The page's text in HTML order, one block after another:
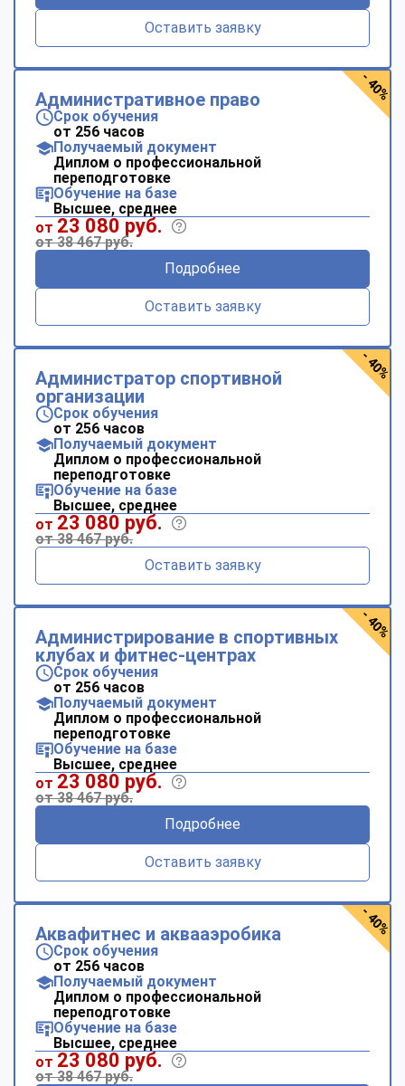
Оставить заявку
Административное право
Срок обучения
от 256 часов
Получаемый документ
Диплом о профессиональной
переподготовке
Обучение на базе
Высшее, среднее
от 23 080 руб.
от 38 467 руб.
Подробнее
Оставить заявку
- 40%
Администратор спортивной
организации
Срок обучения
от 256 часов
Получаемый документ
Диплом о профессиональной
переподготовке
Обучение на базе
Высшее, среднее
от 23 080 руб.
от 38 467 руб.
Оставить заявку
- 40%
Администрирование в спортивных
клубах и фитнес-центрах
Срок обучения
от 256 часов
Получаемый документ
Диплом о профессиональной
переподготовке
Обучение на базе
Высшее, среднее
от 23 080 руб.
от 38 467 руб.
Подробнее
Оставить заявку
- 40%
Аквафитнес и аквааэробика
Срок обучения
от 256 часов
Получаемый документ
Диплом о профессиональной
переподготовке
Обучение на базе
Высшее, среднее
от 23 080 руб.
от 38 467 руб.
- 40%